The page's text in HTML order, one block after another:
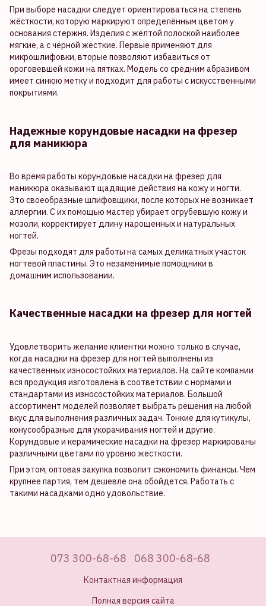
При выборе насадки следует ориентироваться на степень
жёсткости, которую маркируют определённым цветом у
основания стержня. Изделия с жёлтой полоской наиболее
мягкие, а с чёрной жёсткие. Первые применяют для
микрошлифовки, вторые позволяют избавиться от
ороговевшей кожи на пятках. Модель со средним абразивом
имеет синюю метку и подходит для работы с искусственными
покрытиями.
Надежные корундовые насадки на фрезер
для маникюра
Во время работы корундовые насадки на фрезер для
маникюра оказывают щадящие действия на кожу и ногти.
Это своеобразные шлифовщики, после которых не возникает
аллергии. С их помощью мастер убирает огрубевшую кожу и
мозоли, корректирует длину нарощенных и натуральных
ногтей.
Фрезы подходят для работы на самых деликатных участок
ногтевой пластины. Это незаменимые помощники в
домашним использовании.
Качественные насадки на фрезер для ногтей
Удовлетворить желание клиентки можно только в случае,
когда насадки на фрезер для ногтей выполнены из
качественных износостойких материалов. На сайте компании
вся продукция изготовлена в соответствии с нормами и
стандартами из износостойких материалов. Большой
ассортимент моделей позволяет выбрать решения на любой
вкус для выполнения различных задач. Тонкие для кутикулы,
конусообразные для укорачивания ногтей и другие.
Корундовые и керамические насадки на фрезер маркированы
различными цветами по уровню жесткости.
При этом, оптовая закупка позволит сэкономить финансы. Чем
крупнее партия, тем дешевле она обойдется. Работать с
такими насадками одно удовольствие.
073 300-68-68 068 300-68-68
Контактная информация
Полная версия сайта